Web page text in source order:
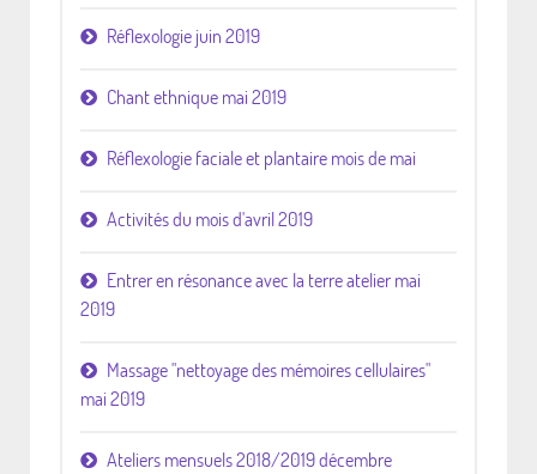
Réflexologie juin 2019
Chant ethnique mai 2019
Réflexologie faciale et plantaire mois de mai
Activités du mois d'avril 2019
Entrer en résonance avec la terre atelier mai
2019
Massage "nettoyage des mémoires cellulaires"
mai 2019
Ateliers mensuels 2018/2019 décembre